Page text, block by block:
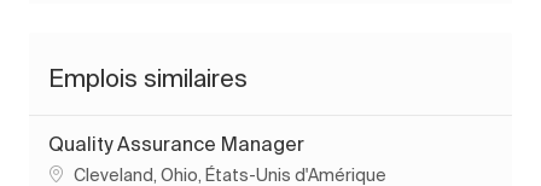
Emplois similaires
Quality Assurance Manager
Emplacement
Cleveland, Ohio, États-Unis d'Amérique